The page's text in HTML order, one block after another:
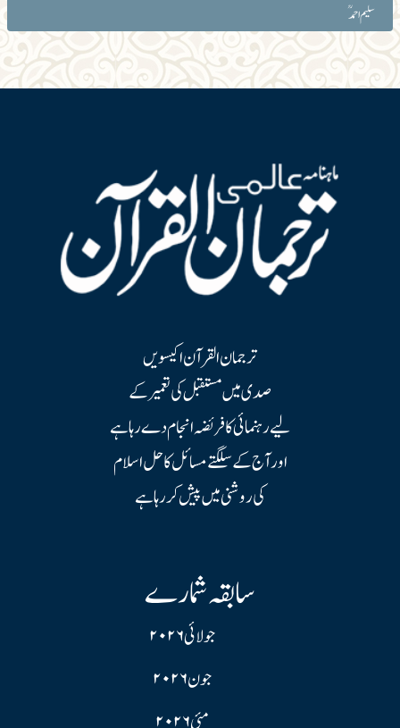
سلیم احمدؒ
ترجمان القرآن اکیسویں
صدی میں مستقبل کی تعمیر کے
لیے رہنمائی کا فریضہ انجام دے رہا ہے
اور آج کے سلگتے مسائل کا حل اسلام
کی روشنی میں پیش کر رہا ہے
سابقہ شمارے
جولائی ۲۰۲۶
جون ۲۰۲۶